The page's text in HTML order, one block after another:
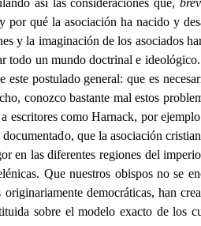
así las consideraciones que,
qué la asociación ha nacido y
y la imaginación de los asociados
un mundo doctrinal e
postulado general: que es
conozco bastante mal estos
escritores como Harnack, por
que la asociación
en las diferentes regiones del
Que nuestros obispos no se
democráticas, han
sobre el modelo exacto de los